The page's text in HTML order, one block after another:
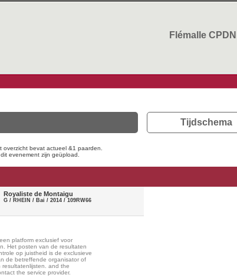
Flémalle CPDN
Tijdschema
bevat actueel &1 paarden.
evenement zijn geüpload.
Royaliste de Montaigu
G / RHEIN / Bai / 2014 / 109RW66
platform exclusief voor
Het posten van de resultaten
op juistheid is de exclusieve
de betreffende organisator of
and the
the service provider.